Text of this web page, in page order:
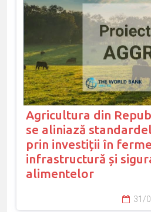
Agricultura din
se aliniază
prin investiții în
infrastructură și
alimentelor
31/